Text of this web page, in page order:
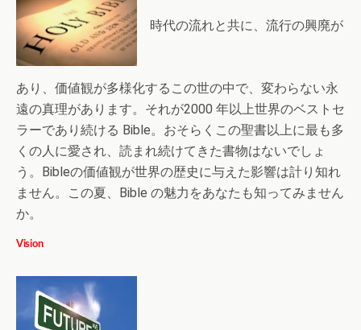
時代の流れと共に、流行の興廃が
あり、価値観が多様化するこの世の中で、変わらない永
遠の真理があります。それが2000 年以上世界のベストセ
ラーであり続ける Bible。おそらくこの聖書以上に最も多
くの人に愛され、読まれ続けてきた書物はないでしょ
う。Bibleの価値観が世界の歴史に与えた影響は計り知れ
ません。この夏、Bible の魅力をあなたも知ってみません
か。
Vision